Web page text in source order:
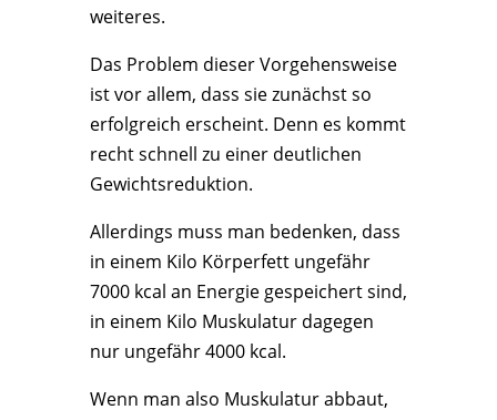
weiteres.
Das Problem dieser Vorgehensweise
ist vor allem, dass sie zunächst so
erfolgreich erscheint. Denn es kommt
recht schnell zu einer deutlichen
Gewichtsreduktion.
Allerdings muss man bedenken, dass
in einem Kilo Körperfett ungefähr
7000 kcal an Energie gespeichert sind,
in einem Kilo Muskulatur dagegen
nur ungefähr 4000 kcal.
Wenn man also Muskulatur abbaut,